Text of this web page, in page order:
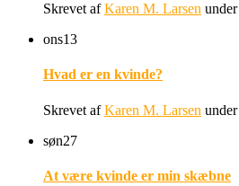
Skrevet afKaren M. Larsen under
ons13
Hvad er en kvinde?
Skrevet afKaren M. Larsen under
søn27
At være kvinde er min skæbne